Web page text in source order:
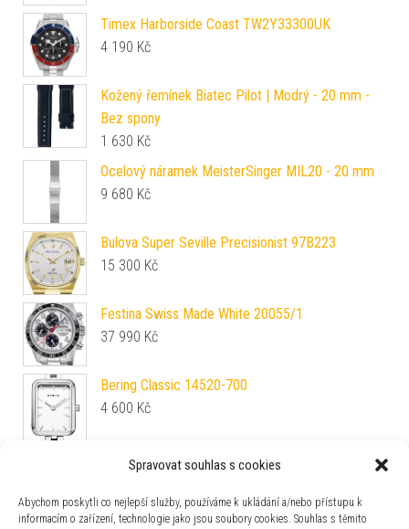
Spravovat souhlas s cookies
Abychom poskytli co nejlepší služby, používáme k ukládání a/nebo přístupu k
informacím o zařízení, technologie jako jsou soubory cookies. Souhlas s těmito
Timex Harborside Coast TW2Y33300UK
4 190 Kč
Kožený řemínek Biatec Pilot | Modrý - 20 mm -
Bez spony
1 630 Kč
Ocelový náramek MeisterSinger MIL20 - 20 mm
9 680 Kč
Bulova Super Seville Precisionist 97B223
15 300 Kč
Festina Swiss Made White 20055/1
37 990 Kč
Bering Classic 14520-700
4 600 Kč
Tissot Lovely Round T140.009.36.091.00
8 740Kč